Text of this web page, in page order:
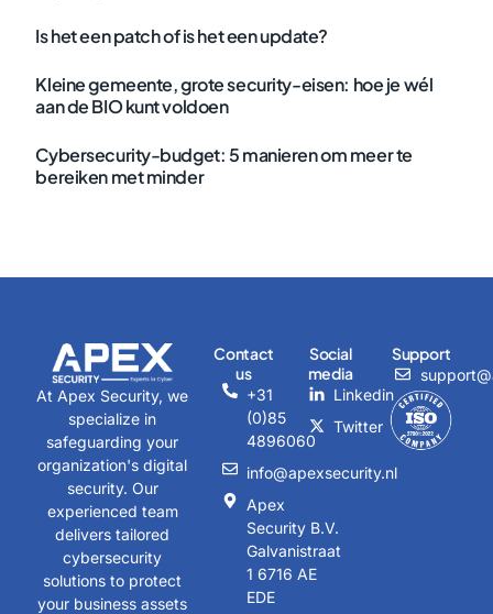
Is het een patch of is het een update?
Kleine gemeente, grote security-eisen: hoe je wél
aan de BIO kunt voldoen
Cybersecurity-budget: 5 manieren om meer te
bereiken met minder
At Apex Security, we
specialize in
safeguarding your
organization's digital
security. Our
experienced team
delivers tailored
cybersecurity
solutions to protect
your business assets
Contact
us
+31
(0)85
4896060
info@apexsecurity.nl
Apex
Security B.V.
Galvanistraat
1 6716 AE
EDE
Social
media
Linkedin
Twitter
Support